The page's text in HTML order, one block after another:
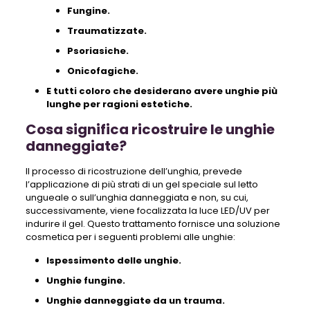
Fungine.
Traumatizzate.
Psoriasiche.
Onicofagiche.
E tutti coloro che desiderano avere unghie più
lunghe per ragioni estetiche.
Cosa significa ricostruire le unghie
danneggiate?
Il processo di ricostruzione dell’unghia, prevede
l’applicazione di più strati di un gel speciale sul letto
ungueale o sull’unghia danneggiata e non, su cui,
successivamente, viene focalizzata la luce LED/UV per
indurire il gel. Questo trattamento fornisce una soluzione
cosmetica per i seguenti problemi alle unghie:
Ispessimento delle unghie.
Unghie fungine.
Unghie danneggiate da un trauma.